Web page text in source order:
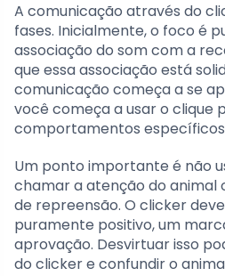
A comunicação através do
fases. Inicialmente, o foco é
associação do som com a
que essa associação está
comunicação começa a se
você começa a usar o clique
comportamentos
Um ponto importante é não
chamar a atenção do animal
de repreensão. O clicker
puramente positivo, um
aprovação. Desvirtuar isso
do clicker e confundir o